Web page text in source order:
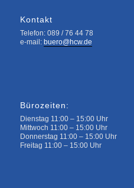
Kontakt
Telefon: 089 / 76 44 78
e-mail: buero@hcw.de
Bürozeiten:
Dienstag 11:00 – 15:00 Uhr
Mittwoch 11:00 – 15:00 Uhr
Donnerstag 11:00 – 15:00 Uhr
Freitag 11:00 – 15:00 Uhr